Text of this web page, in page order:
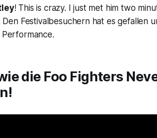
! This is crazy. I just met him two
Festivalbesuchern hat es gefallen
die Foo Fighters